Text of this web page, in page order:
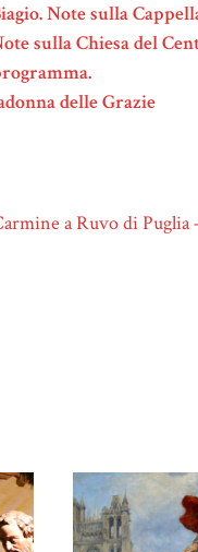
Note sulla
sulla Chiesa del
delle Grazie
a Ruvo di